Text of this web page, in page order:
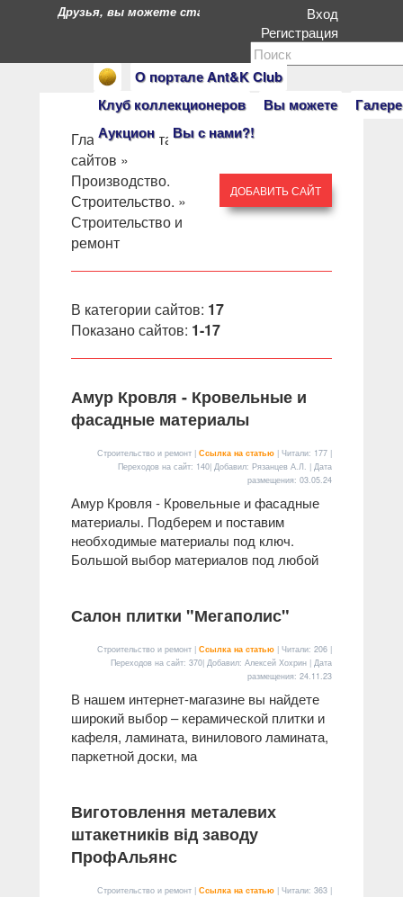
О портале Ant&K Club
Клуб коллекционеров
Вы можете
Аукцион
Вы с нами?!
Друзья, вы можете стать героями нашего портала.
Вход
Регистрация
Главная»Каталог
сайтов »
Производство.
Строительство. »
Строительство и
ремонт
ДОБАВИТЬ САЙТ
В категории сайтов: 17
Показано сайтов: 1-17
Амур Кровля - Кровельные и
фасадные материалы
Строительство и ремонт | Ссылка на статью | Читали: 177 |
Переходов на сайт: 140| Добавил: Рязанцев А.Л. | Дата
размещения: 03.05.24
Амур Кровля - Кровельные и фасадные
материалы. Подберем и поставим
необходимые материалы под ключ.
Большой выбор материалов под любой
Салон плитки "Мегаполис"
Строительство и ремонт | Ссылка на статью | Читали: 206 |
Переходов на сайт: 370| Добавил: Алексей Хохрин | Дата
размещения: 24.11.23
В нашем интернет-магазине вы найдете
широкий выбор – керамической плитки и
кафеля, ламината, винилового ламината,
паркетной доски, ма
Виготовлення металевих
штакетників від заводу
ПрофАльянс
Строительство и ремонт | Ссылка на статью | Читали: 363 |